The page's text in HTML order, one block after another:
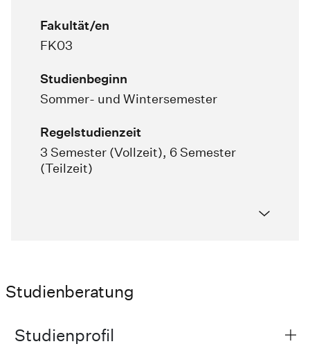
Fakultät/en
FK03
Studienbeginn
Sommer- und Wintersemester
Regelstudienzeit
3 Semester (Vollzeit), 6 Semester
(Teilzeit)
Studienberatung
Studienprofil